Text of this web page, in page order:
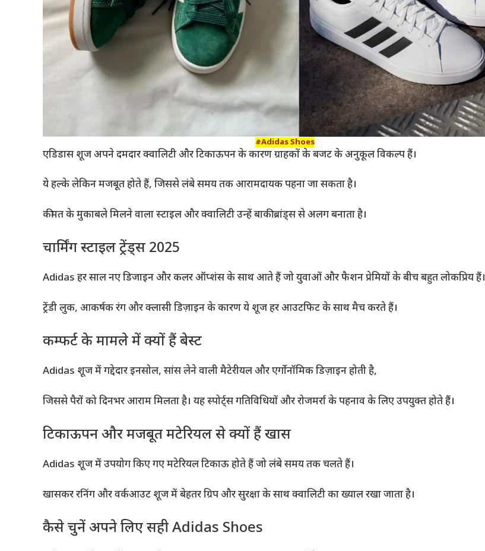
#Adidas Shoes
एडिडास शूज अपने दमदार क्वालिटी और टिकाऊपन के कारण ग्राहकों के बजट के अनुकूल विकल्प हैं।
ये हल्के लेकिन मजबूत होते हैं, जिससे लंबे समय तक आरामदायक पहना जा सकता है।
कीमत के मुकाबले मिलने वाला स्टाइल और क्वालिटी उन्हें बाकी ब्रांड्स से अलग बनाता है।
चार्मिंग स्टाइल ट्रेंड्स 2025
Adidas हर साल नए डिजाइन और कलर ऑप्शंस के साथ आते हैं जो युवाओं और फैशन प्रेमियों के बीच बहुत लोकप्रिय हैं।
ट्रेंडी लुक, आकर्षक रंग और क्लासी डिज़ाइन के कारण ये शूज हर आउटफिट के साथ मैच करते हैं।
कम्फर्ट के मामले में क्यों हैं बेस्ट
Adidas शूज में गद्देदार इनसोल, सांस लेने वाली मैटेरीयल और एर्गोनॉमिक डिज़ाइन होती है,
जिससे पैरों को दिनभर आराम मिलता है। यह स्पोर्ट्स गतिविधियों और रोजमर्रा के पहनाव के लिए उपयुक्त होते हैं।
टिकाऊपन और मजबूत मटेरियल से क्यों हैं खास
Adidas शूज में उपयोग किए गए मटेरियल टिकाऊ होते हैं जो लंबे समय तक चलते हैं।
खासकर रनिंग और वर्कआउट शूज में बेहतर ग्रिप और सुरक्षा के साथ क्वालिटी का ख्याल रखा जाता है।
कैसे चुनें अपने लिए सही Adidas Shoes